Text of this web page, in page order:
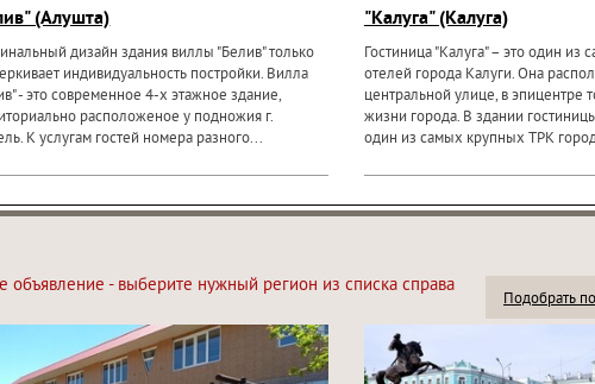
(Алушта)
дизайн здания виллы "Белив" только
индивидуальность постройки. Вилла
- это современное 4-х этажное здание,
расположеное у подножия г.
К услугам гостей номера разного...
"Калуга" (Калуга)
Гостиница "Калуга" – это один из
отелей города Калуги. Она
центральной улице, в эпицентре
жизни города. В здании
один из самых крупных ТРК
объявление - выберите нужный регион из списка справа
Подобрать